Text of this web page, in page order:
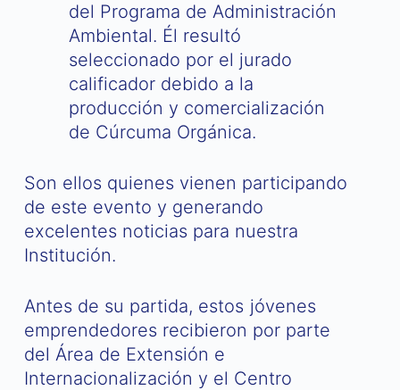
del Programa de Administración
Ambiental. Él resultó
seleccionado por el jurado
calificador debido a la
producción y comercialización
de Cúrcuma Orgánica.
Son ellos quienes vienen participando
de este evento y generando
excelentes noticias para nuestra
Institución.
Antes de su partida, estos jóvenes
emprendedores recibieron por parte
del Área de Extensión e
Internacionalización y el Centro